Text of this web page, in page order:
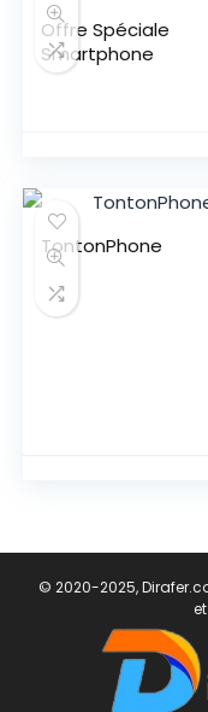
Offre Spéciale
Smartphone
TontonPhone
© 2020-2025,